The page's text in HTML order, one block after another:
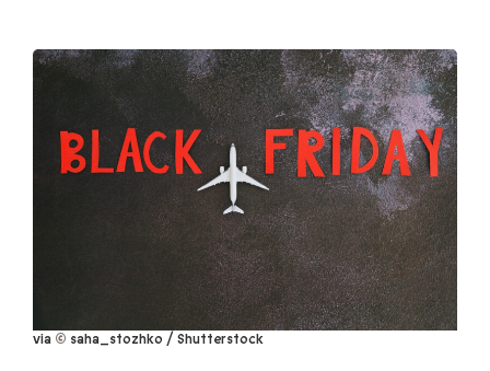
via © saha_stozhko / Shutterstock